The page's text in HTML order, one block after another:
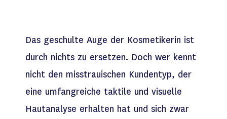
Das geschulte Auge der Kosmetikerin ist
durch nichts zu ersetzen. Doch wer kennt
nicht den misstrauischen Kundentyp, der
eine umfangreiche taktile und visuelle
Hautanalyse erhalten hat und sich zwar